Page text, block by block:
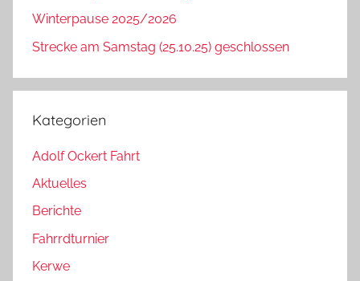
Winterpause 2025/2026
Strecke am Samstag (25.10.25) geschlossen
Kategorien
Adolf Ockert Fahrt
Aktuelles
Berichte
Fahrrdturnier
Kerwe